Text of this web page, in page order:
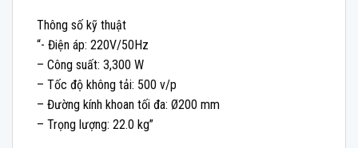
Thông số kỹ thuật
“- Điện áp: 220V/50Hz
– Công suất: 3,300 W
– Tốc độ không tải: 500 v/p
– Đường kính khoan tối đa: Ø200 mm
– Trọng lượng: 22.0 kg”